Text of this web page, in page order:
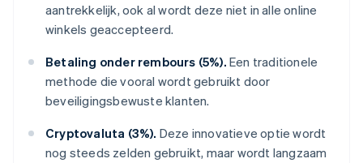
aantrekkelijk, ook al wordt deze niet in alle online
winkels geaccepteerd.
Betaling onder rembours (5%). Een traditionele
methode die vooral wordt gebruikt door
beveiligingsbewuste klanten.
Cryptovaluta (3%). Deze innovatieve optie wordt
nog steeds zelden gebruikt, maar wordt langzaam